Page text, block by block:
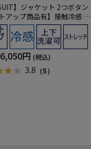
】ジャケット 2つボタン
アップ商品有】接触冷感 吸
UVカット 無地 春夏
6,050円 (税込)
3.8 （5）